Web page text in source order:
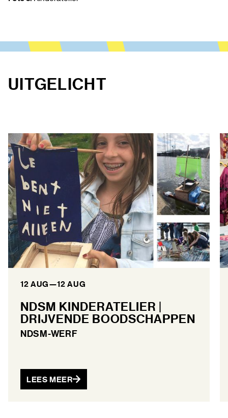
UITGELICHT
12 AUG—12 AUG
NDSM KINDERATELIER |
DRIJVENDE BOODSCHAPPEN
NDSM-WERF
LEES MEER